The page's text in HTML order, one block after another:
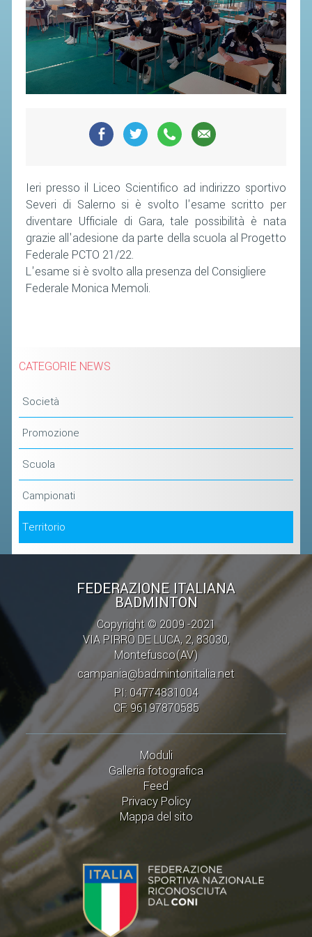
Ieri presso il Liceo Scientifico ad indirizzo sportivo
Severi di Salerno si è svolto l'esame scritto per
diventare Ufficiale di Gara, tale possibilità è nata
grazie all'adesione da parte della scuola al Progetto
Federale PCTO 21/22.
L'esame si è svolto alla presenza del Consigliere
Federale Monica Memoli.
CATEGORIE NEWS
Società
Promozione
Scuola
Campionati
Territorio
FEDERAZIONE ITALIANA
BADMINTON
Copyright © 2009 -2021
VIA PIRRO DE LUCA, 2, 83030,
Montefusco(AV)
campania@badmintonitalia.net
PI: 04774831004
CF: 96197870585
Moduli
Galleria fotografica
Feed
Privacy Policy
Mappa del sito
CALENDARIO
FIBA NAZIONALE